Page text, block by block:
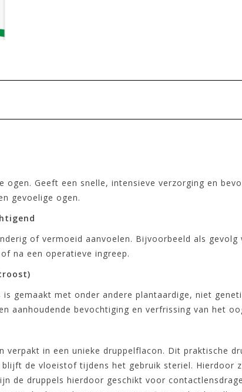
ogen. Geeft een snelle, intensieve verzorging en
gevoelige ogen.
of vermoeid aanvoelen. Bijvoorbeeld als
na een operatieve ingreep.
is gemaakt met onder andere plantaardige, niet
aanhoudende bevochtiging en verfrissing van het
verpakt in een unieke druppelflacon. Dit praktische
de vloeistof tijdens het gebruik steriel. Hierdoor
de druppels hierdoor geschikt voor